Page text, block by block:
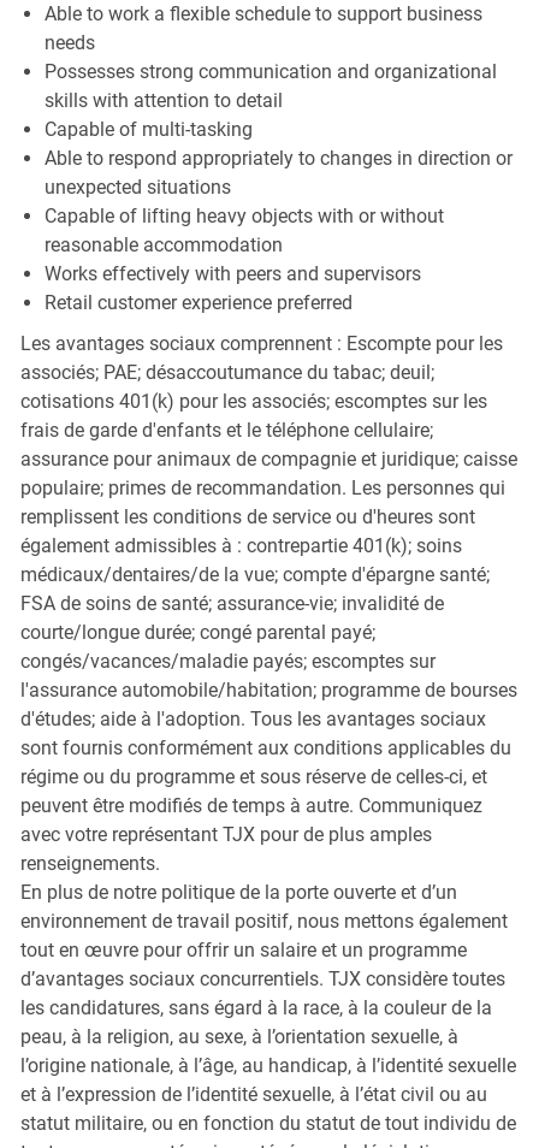
Able to work a flexible schedule to support business
needs
Possesses strong communication and organizational
skills with attention to detail
Capable of multi-tasking
Able to respond appropriately to changes in direction or
unexpected situations
Capable of lifting heavy objects with or without
reasonable accommodation
Works effectively with peers and supervisors
Retail customer experience preferred
Les avantages sociaux comprennent : Escompte pour les
associés; PAE; désaccoutumance du tabac; deuil;
cotisations 401(k) pour les associés; escomptes sur les
frais de garde d'enfants et le téléphone cellulaire;
assurance pour animaux de compagnie et juridique; caisse
populaire; primes de recommandation. Les personnes qui
remplissent les conditions de service ou d'heures sont
également admissibles à : contrepartie 401(k); soins
médicaux/dentaires/de la vue; compte d'épargne santé;
FSA de soins de santé; assurance-vie; invalidité de
courte/longue durée; congé parental payé;
congés/vacances/maladie payés; escomptes sur
l'assurance automobile/habitation; programme de bourses
d'études; aide à l'adoption. Tous les avantages sociaux
sont fournis conformément aux conditions applicables du
régime ou du programme et sous réserve de celles-ci, et
peuvent être modifiés de temps à autre. Communiquez
avec votre représentant TJX pour de plus amples
renseignements.
En plus de notre politique de la porte ouverte et d’un
environnement de travail positif, nous mettons également
tout en œuvre pour offrir un salaire et un programme
d’avantages sociaux concurrentiels. TJX considère toutes
les candidatures, sans égard à la race, à la couleur de la
peau, à la religion, au sexe, à l’orientation sexuelle, à
l’origine nationale, à l’âge, au handicap, à l’identité sexuelle
et à l’expression de l’identité sexuelle, à l’état civil ou au
statut militaire, ou en fonction du statut de tout individu de